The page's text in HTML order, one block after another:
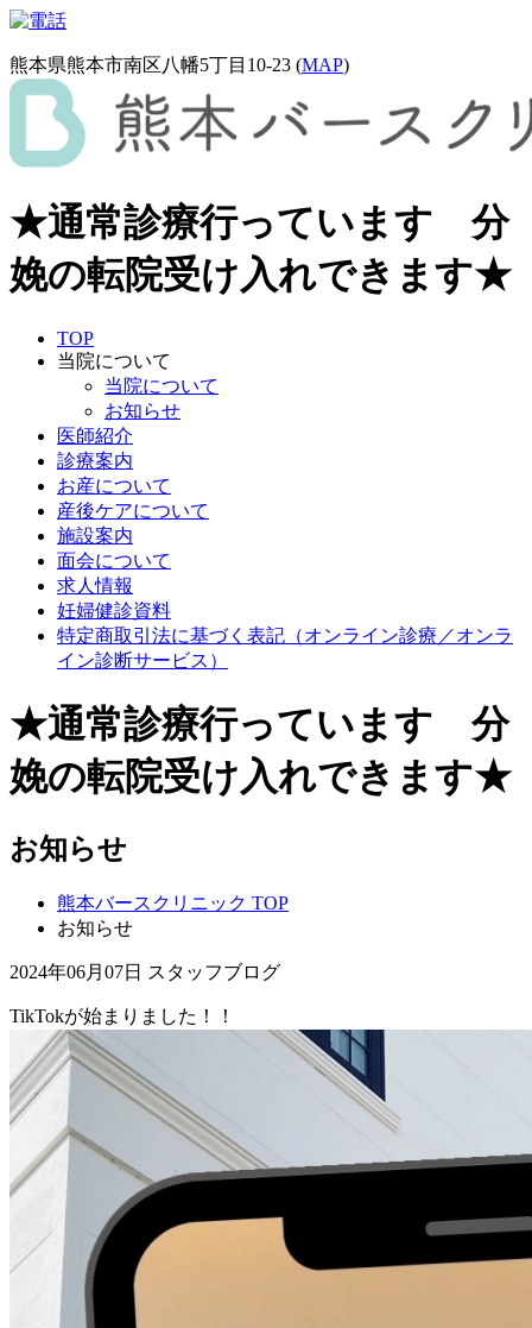
熊本県熊本市南区八幡5丁目10-23 (MAP)
★通常診療行っています 分
娩の転院受け入れできます★
TOP
当院について
当院について
お知らせ
医師紹介
診療案内
お産について
産後ケアについて
施設案内
面会について
求人情報
妊婦健診資料
特定商取引法に基づく表記（オンライン診療／オンラ
イン診断サービス）
★通常診療行っています 分
娩の転院受け入れできます★
お知らせ
熊本バースクリニック TOP
お知らせ
2024年06月07日 スタッフブログ
TikTokが始まりました！！